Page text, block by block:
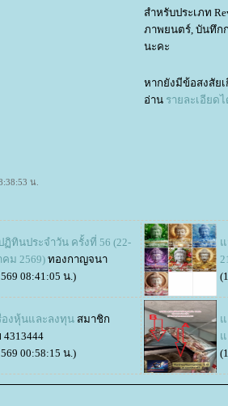
สำหรับประเภท
ภาพยนตร์, บันทึก
นะคะ
หากยังมีข้อสงสัย
อ่าน รายละเอียด
น.
ทินประจำวัน ครั้งที่ 56 (22-
ม 2569) ทองกาญจนา
08:41:05 น.)
องหุ้นและลงทุน สมาชิก
00:58:15 น.)